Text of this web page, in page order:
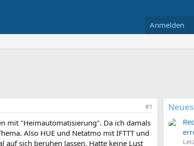
Anmelden
#1
mit "Heimautomatisierung". Da ich damals
Also HUE und Netatmo mit IFTTT und
auf sich beruhen lassen. Hatte keine Lust